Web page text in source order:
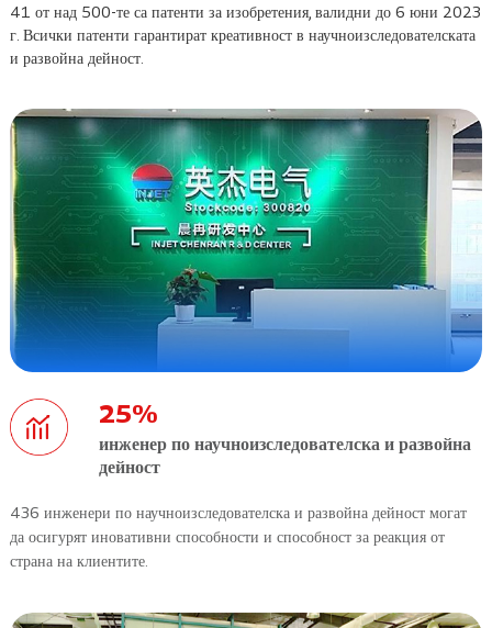
41 от над 500-те са патенти за изобретения, валидни до 6 юни 2023
г. Всички патенти гарантират креативност в научноизследователската
и развойна дейност.
25%
инженер по научноизследователска и развойна
дейност
436 инженери по научноизследователска и развойна дейност могат
да осигурят иновативни способности и способност за реакция от
страна на клиентите.